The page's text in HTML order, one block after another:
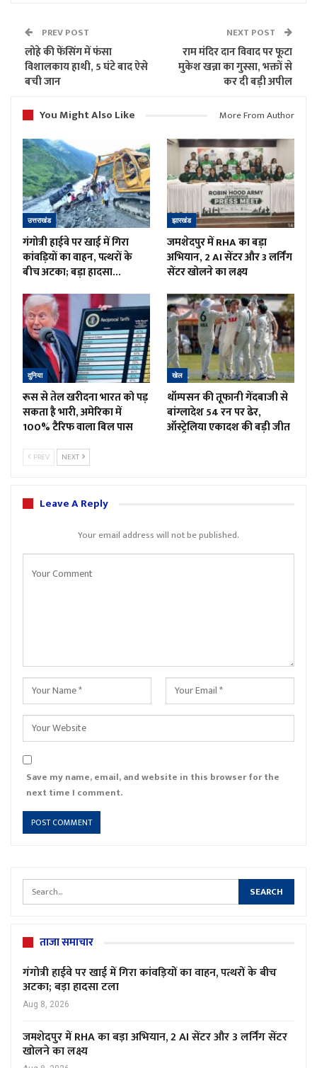
PREV POST
लोहे की फेंसिंग में फंसा
विशालकाय हाथी, 5 घंटे बाद ऐसे
बची जान
NEXT POST
राम मंदिर दान विवाद पर फूटा
मुकेश खन्ना का गुस्सा, भक्तों से
कर दी बड़ी अपील
You Might Also Like
More From Author
उत्तराखंड
गंगोत्री हाईवे पर खाई में गिरा
कांवड़ियों का वाहन, पत्थरों के
बीच अटका; बड़ा हादसा…
झारखंड
जमशेदपुर में RHA का बड़ा
अभियान, 2 AI सेंटर और 3 लर्निंग
सेंटर खोलने का लक्ष्य
दुनिया
रूस से तेल खरीदना भारत को पड़
सकता है भारी, अमेरिका में
100% टैरिफ वाला बिल पास
खेल
थॉम्पसन की तूफानी गेंदबाजी से
बांग्लादेश 54 रन पर ढेर,
ऑस्ट्रेलिया एकादश की बड़ी जीत
PREV NEXT
Leave A Reply
Your email address will not be published.
Save my name, email, and website in this browser for the
next time I comment.
ताजा समाचार
गंगोत्री हाईवे पर खाई में गिरा कांवड़ियों का वाहन, पत्थरों के बीच
अटका; बड़ा हादसा टला
Aug 8, 2026
जमशेदपुर में RHA का बड़ा अभियान, 2 AI सेंटर और 3 लर्निंग सेंटर
खोलने का लक्ष्य